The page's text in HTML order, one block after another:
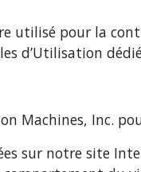
utilisé pour la
d’Utilisation
Machines, Inc.
sur notre site